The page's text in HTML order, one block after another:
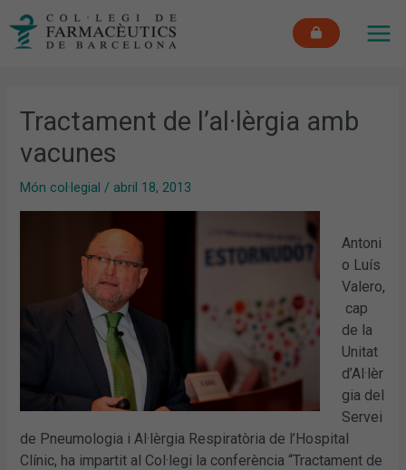
Tractament de l’al·lèrgia amb
vacunes
Món col·legial / abril 18, 2013
Antoni
o Luís
Valero,
cap
de la
Unitat
d’Al·lèr
gia del
Servei
de Pneumologia i Al·lèrgia Respiratòria de l’Hospital
Clínic, ha impartit al Col·legi la conferència “Tractament de